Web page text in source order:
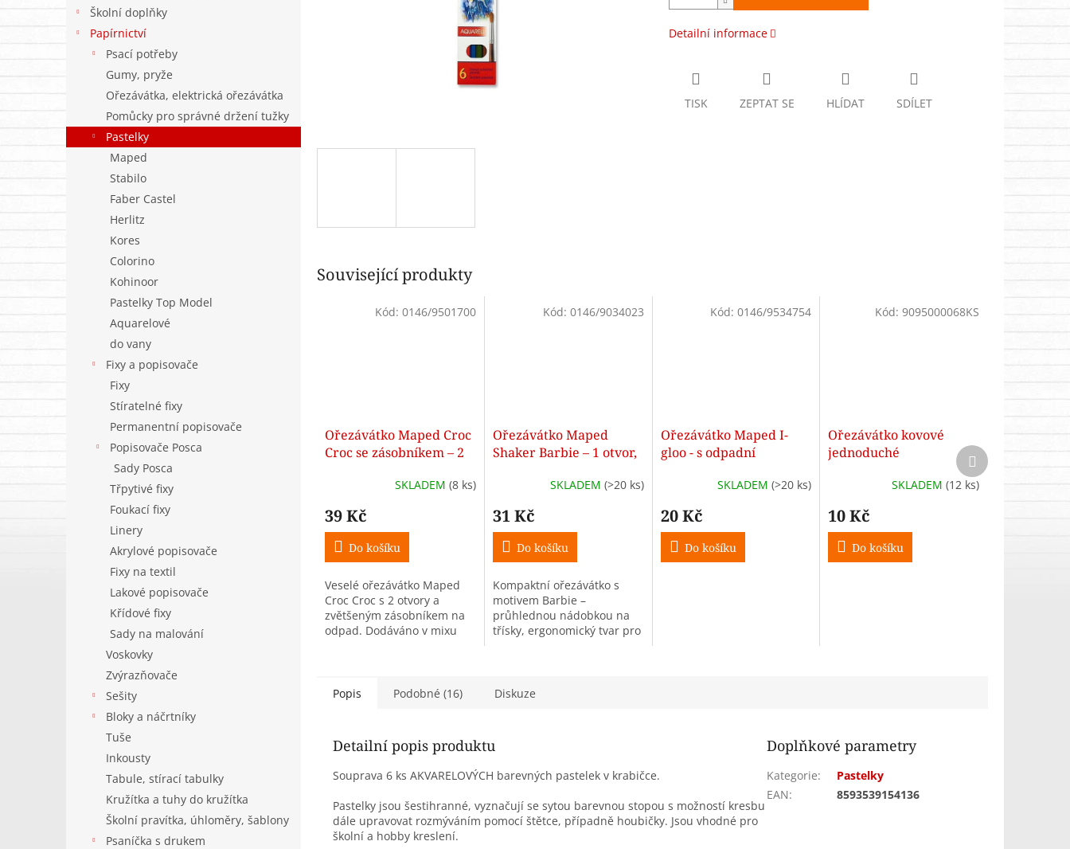
Školní doplňky
Papírnictví
Psací potřeby
Gumy, pryže
Ořezávátka, elektrická ořezávátka
Pomůcky pro správné držení tužky
Pastelky
Maped
Stabilo
Faber Castel
Herlitz
Kores
Colorino
Kohinoor
Pastelky Top Model
Aquarelové
do vany
Fixy a popisovače
Fixy
Stíratelné fixy
Permanentní popisovače
Popisovače Posca
Sady Posca
Třpytivé fixy
Foukací fixy
Linery
Akrylové popisovače
Fixy na textil
Lakové popisovače
Křídové fixy
Sady na malování
Voskovky
Zvýrazňovače
Sešity
Bloky a náčrtníky
Tuše
Inkousty
Tabule, stírací tabulky
Kružítka a tuhy do kružítka
Školní pravítka, úhloměry, šablony
Psaníčka s drukem
Detailní informace
TISK ZEPTAT SE HLÍDAT SDÍLET
Související produkty
Ořezávátko Maped Croc
Croc se zásobníkem – 2
SKLADEM (8 ks)
39 Kč
Do košíku
Veselé ořezávátko Maped
Croc Croc s 2 otvory a
zvětšeným zásobníkem na
odpad. Dodáváno v mixu
Kód: 0146/9501700
Ořezávátko Maped
Shaker Barbie – 1 otvor,
SKLADEM (>20 ks)
31 Kč
Do košíku
Kompaktní ořezávátko s
motivem Barbie –
průhlednou nádobkou na
třísky, ergonomický tvar pro
Kód: 0146/9034023
Ořezávátko Maped I-
gloo - s odpadní
SKLADEM(>20 ks)
20 Kč
Do košíku
Kód:0146/9534754
Ořezávátko kovové
jednoduché
SKLADEM (12 ks)
10 Kč
Do košíku
Kód: 9095000068KS
Další
produkt
Popis Podobné (16) Diskuze
Detailní popis produktu
Souprava 6 ks AKVARELOVÝCH barevných pastelek v krabičce.
Pastelky jsou šestihranné, vyznačují se sytou barevnou stopou s možností kresbu
dále upravovat rozmýváním pomocí štětce, případně houbičky. Jsou vhodné pro
školní a hobby kreslení.
Doplňkové parametry
Kategorie:
Pastelky
EAN: 8593539154136